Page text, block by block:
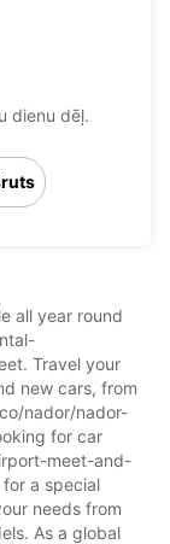
dienu dēļ.
all year round
Travel your
new cars, from
nador/nador-
for car
meet-and-
a special
needs from
As a global